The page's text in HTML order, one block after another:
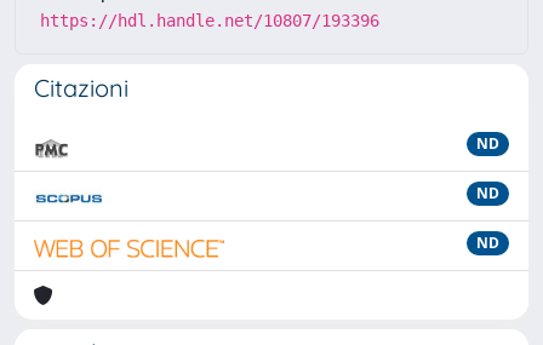
https://hdl.handle.net/10807/193396
Citazioni
ND
ND
ND